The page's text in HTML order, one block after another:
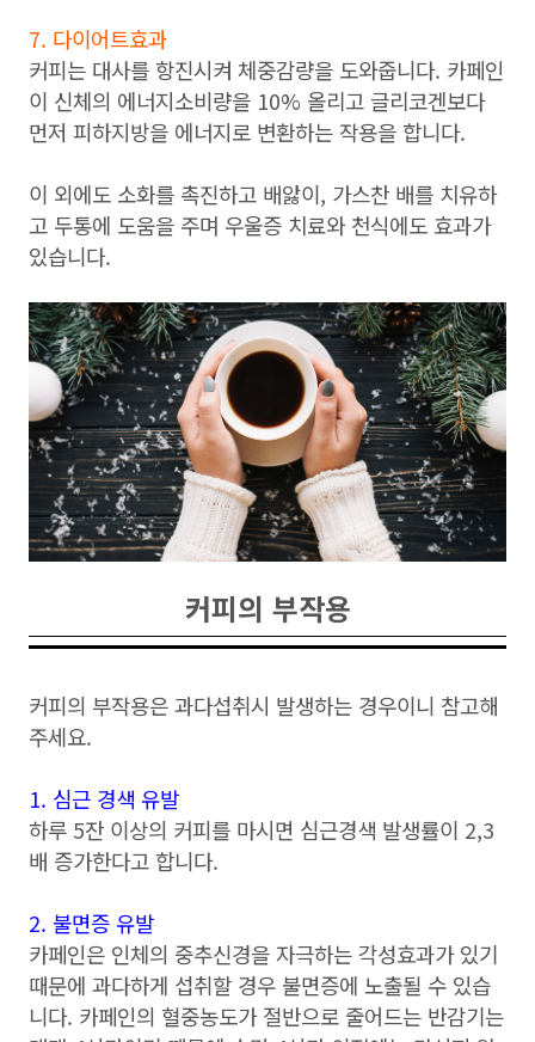
7. 다이어트효과
커피는 대사를 항진시켜 체중감량을 도와줍니다. 카페인
이 신체의 에너지소비량을 10% 올리고 글리코겐보다
먼저 피하지방을 에너지로 변환하는 작용을 합니다.
이 외에도 소화를 촉진하고 배앓이, 가스찬 배를 치유하
고 두통에 도움을 주며 우울증 치료와 천식에도 효과가
있습니다.
커피의 부작용
커피의 부작용은 과다섭취시 발생하는 경우이니 참고해
주세요.
1. 심근 경색 유발
하루 5잔 이상의 커피를 마시면 심근경색 발생률이 2,3
배 증가한다고 합니다.
2. 불면증 유발
카페인은 인체의 중추신경을 자극하는 각성효과가 있기
때문에 과다하게 섭취할 경우 불면증에 노출될 수 있습
니다. 카페인의 혈중농도가 절반으로 줄어드는 반감기는